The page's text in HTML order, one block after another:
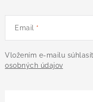
Email
Vložením e-mailu
osobných údajov